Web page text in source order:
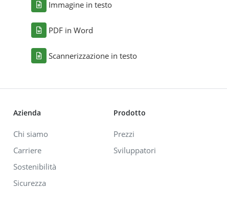
Immagine in testo
PDF in Word
Scannerizzazione in testo
Azienda
Chi siamo
Carriere
Sostenibilità
Sicurezza
Prodotto
Prezzi
Sviluppatori